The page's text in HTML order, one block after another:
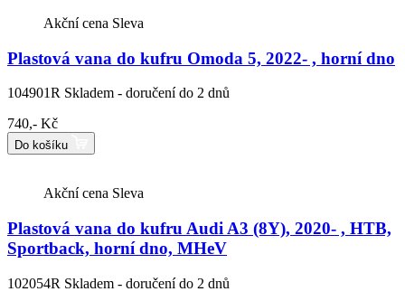
Akční cena Sleva
Plastová vana do kufru Omoda 5, 2022- , horní dno
104901R Skladem - doručení do 2 dnů
740,- Kč
Do košíku
Akční cena Sleva
Plastová vana do kufru Audi A3 (8Y), 2020- , HTB,
Sportback, horní dno, MHeV
102054R Skladem - doručení do 2 dnů